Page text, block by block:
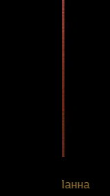
Набор